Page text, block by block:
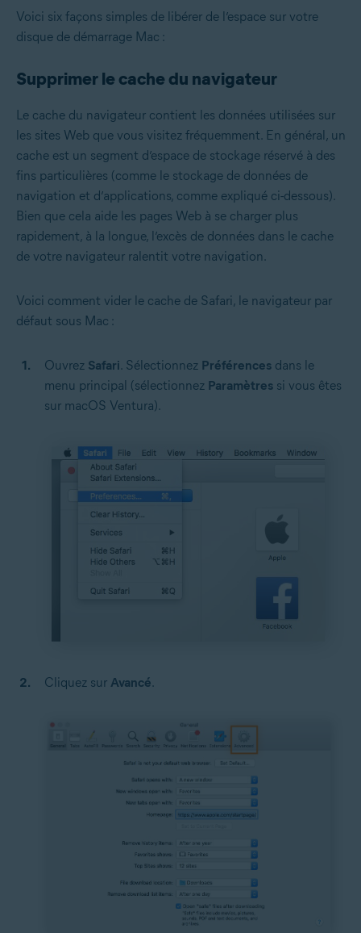
Voici six façons simples de libérer de l’espace sur votre
disque de démarrage Mac :
Supprimer le cache du navigateur
Le cache du navigateur contient les données utilisées sur
les sites Web que vous visitez fréquemment. En général, un
cache est un segment d’espace de stockage réservé à des
fins particulières (comme le stockage de données de
navigation et d’applications, comme expliqué ci-dessous).
Bien que cela aide les pages Web à se charger plus
rapidement, à la longue, l’excès de données dans le cache
de votre navigateur ralentit votre navigation.
Voici comment vider le cache de Safari, le navigateur par
défaut sous Mac :
Ouvrez Safari. Sélectionnez Préférences dans le
menu principal (sélectionnez Paramètres si vous êtes
sur macOS Ventura).
Cliquez sur Avancé.